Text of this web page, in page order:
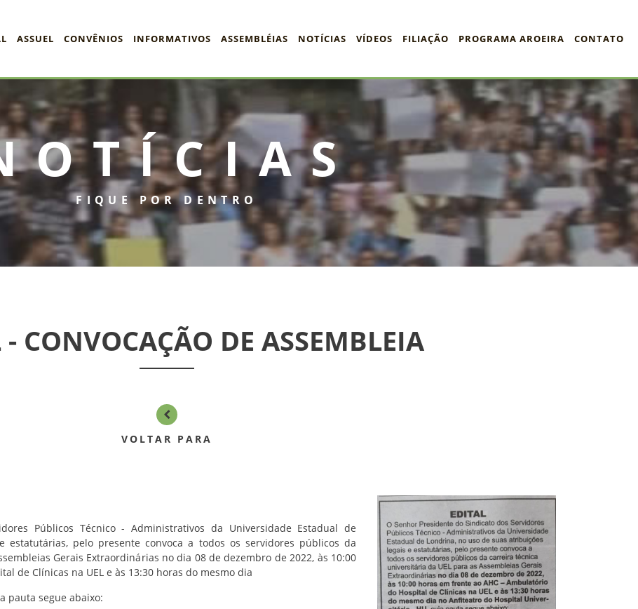
ASSUEL CONVÊNIOS INFORMATIVOS ASSEMBLÉIAS NOTÍCIAS VÍDEOS FILIAÇÃO PROGRAMA AROEIRA CONTATO
FIQUE POR DENTRO
CONVOCAÇÃO DE ASSEMBLEIA
VOLTAR PARA
Públicos Técnico - Administrativos da Universidade Estadual de
pelo presente convoca a todos os servidores públicos da
Gerais Extraordinárias no dia 08 de dezembro de 2022, às 10:00
de Clínicas na UEL e às 13:30 horas do mesmo dia
pauta segue abaixo: